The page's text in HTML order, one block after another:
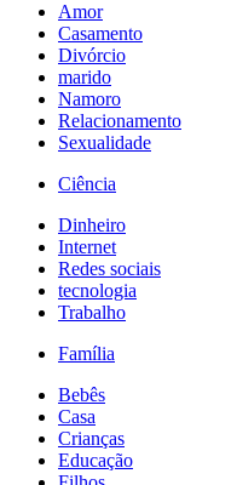
Amor
Casamento
Divórcio
marido
Namoro
Relacionamento
Sexualidade
Ciência
Dinheiro
Internet
Redes sociais
tecnologia
Trabalho
Família
Bebês
Casa
Crianças
Educação